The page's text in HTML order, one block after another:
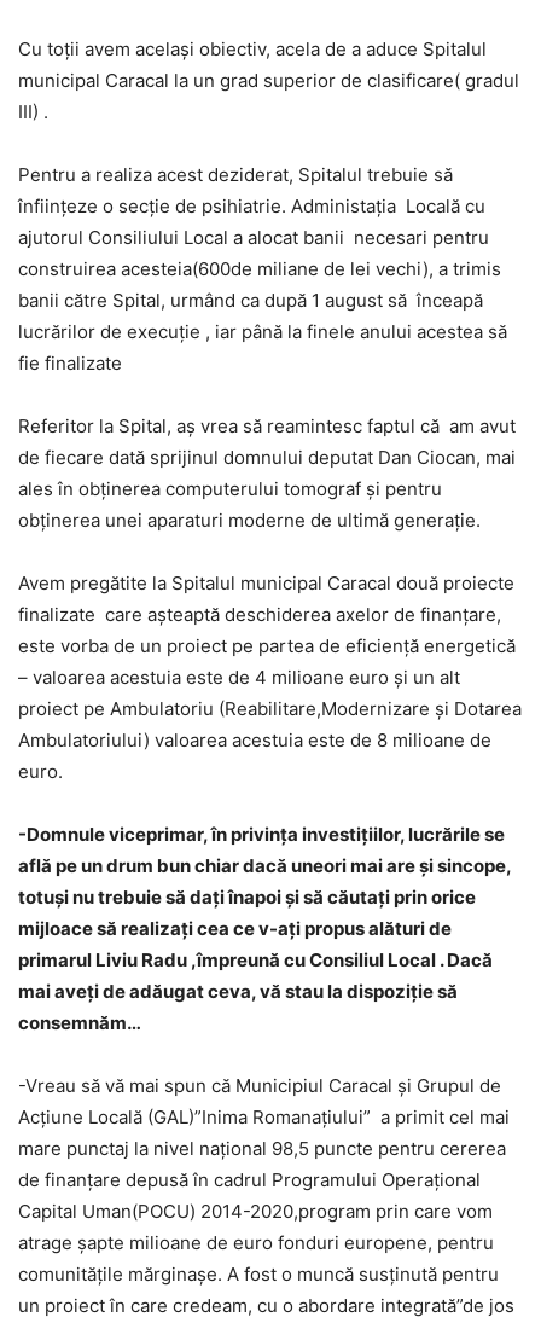
Cu toţii avem acelaşi obiectiv, acela de a aduce Spitalul
municipal Caracal la un grad superior de clasificare( gradul
III) .
Pentru a realiza acest deziderat, Spitalul trebuie să
înfiinţeze o secţie de psihiatrie. Administaţia Locală cu
ajutorul Consiliului Local a alocat banii necesari pentru
construirea acesteia(600de miliane de lei vechi), a trimis
banii către Spital, urmând ca după 1 august să înceapă
lucrărilor de execuţie , iar până la finele anului acestea să
fie finalizate
Referitor la Spital, aş vrea să reamintesc faptul că am avut
de fiecare dată sprijinul domnului deputat Dan Ciocan, mai
ales în obţinerea computerului tomograf şi pentru
obţinerea unei aparaturi moderne de ultimă generaţie.
Avem pregătite la Spitalul municipal Caracal două proiecte
finalizate care aşteaptă deschiderea axelor de finanţare,
este vorba de un proiect pe partea de eficienţă energetică
– valoarea acestuia este de 4 milioane euro şi un alt
proiect pe Ambulatoriu (Reabilitare,Modernizare şi Dotarea
Ambulatoriului) valoarea acestuia este de 8 milioane de
euro.
-Domnule viceprimar, în privinţa investiţiilor, lucrările se
află pe un drum bun chiar dacă uneori mai are şi sincope,
totuşi nu trebuie să daţi înapoi şi să căutaţi prin orice
mijloace să realizaţi cea ce v-aţi propus alături de
primarul Liviu Radu ,împreună cu Consiliul Local . Dacă
mai aveţi de adăugat ceva, vă stau la dispoziţie să
consemnăm…
-Vreau să vă mai spun că Municipiul Caracal şi Grupul de
Acţiune Locală (GAL)”Inima Romanaţiului” a primit cel mai
mare punctaj la nivel naţional 98,5 puncte pentru cererea
de finanţare depusă în cadrul Programului Operaţional
Capital Uman(POCU) 2014-2020,program prin care vom
atrage şapte milioane de euro fonduri europene, pentru
comunităţile mărginaşe. A fost o muncă susţinută pentru
un proiect în care credeam, cu o abordare integrată”de jos